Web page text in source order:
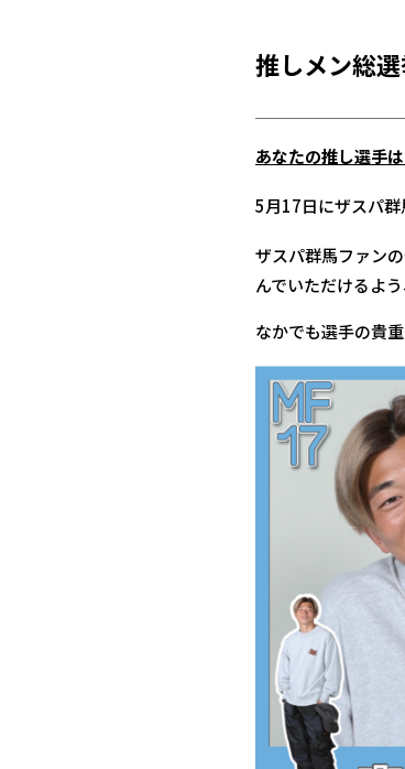
推しメン総選
あなたの推し選手は
5月17日にザスパ
ザスパ群馬ファン
んでいただけるよ
なかでも選手の貴